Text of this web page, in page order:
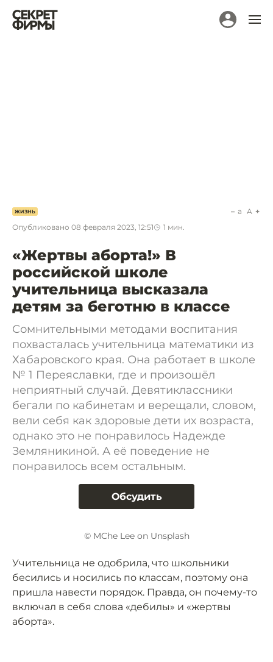
ЖИЗНЬ
Опубликовано 08 февраля 2023, 12:51 1 мин.
a A
«Жертвы аборта!» В
российской школе
учительница высказала
детям за беготню в классе
Сомнительными методами воспитания
похвасталась учительница математики из
Хабаровского края. Она работает в школе
№ 1 Переяславки, где и произошёл
неприятный случай. Девятиклассники
бегали по кабинетам и верещали, словом,
вели себя как здоровые дети их возраста,
однако это не понравилось Надежде
Земляникиной. А её поведение не
понравилось всем остальным.
Обсудить
© MChe Lee on Unsplash
Учительница не одобрила, что школьники
бесились и носились по классам, поэтому она
пришла навести порядок. Правда, он почему-то
включал в себя слова «дебилы» и «жертвы
аборта».